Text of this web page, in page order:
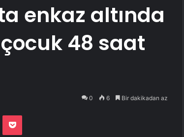
enkaz altında
48 saat
0 6 Bir dakikadan az
Pocket